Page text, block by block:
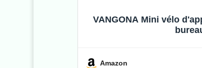
VANGONA Mini vélo
Amazon